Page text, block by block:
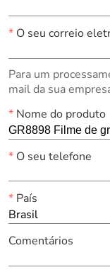
*O seu correio
Para um
mail da sua
*Nome do produto
*O seu telefone
*País
Brasil
Comentários